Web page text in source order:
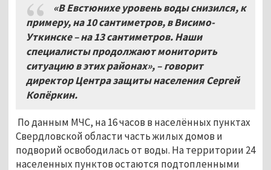
«В Евстюнихе уровень воды снизился, к
примеру, на 10 сантиметров, в Висимо-
Уткинске – на 13 сантиметров. Наши
специалисты продолжают мониторить
ситуацию в этих районах», –говорит
директор Центра защиты населения Сергей
Копёркин.
По данным МЧС, на 16 часов в населённых пунктах
Свердловской области часть жилых домов и
подворий освободилась от воды. На территории 24
населенных пунктов остаются подтопленными